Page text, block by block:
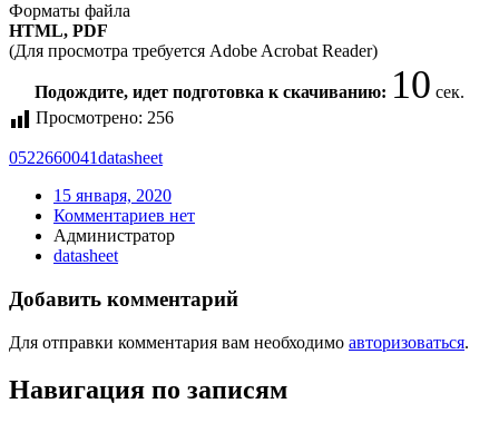
Форматы файла
HTML, PDF
(Для просмотра требуется Adobe Acrobat Reader)
Подождите, идет подготовка к скачиванию: 10 сек.
Просмотрено: 256
0522660041datasheet
15 января, 2020
Комментариев нет
Администратор
datasheet
Добавить комментарий
Для отправки комментария вам необходимо авторизоваться.
Навигация по записям